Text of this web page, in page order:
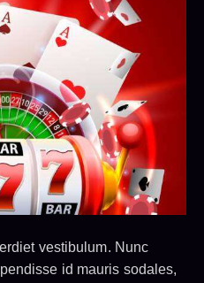
vestibulum. Nunc
id mauris sodales,